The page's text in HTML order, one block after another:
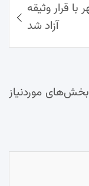
قرار وثیقه
آزاد شد
بخش‌های موردنیاز